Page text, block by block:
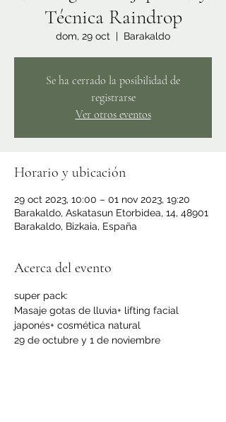
Técnica Raindrop
dom, 29 oct
  |
Barakaldo
Se ha cerrado la posibilidad de
registrarse
Ver otros eventos
Horario y ubicación
29 oct 2023, 10:00 – 01 nov 2023, 19:20
Barakaldo, Askatasun Etorbidea, 14, 48901
Barakaldo, Bizkaia, España
Acerca del evento
super pack:
Masaje gotas de lluvia+ lifting facial
japonés+ cosmética natural
29 de octubre y 1 de noviembre